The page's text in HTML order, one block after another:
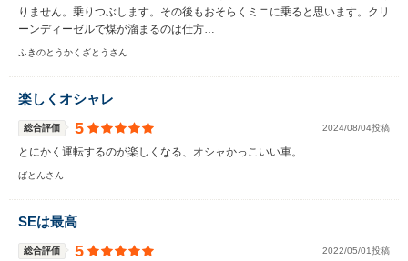
りません。乗りつぶします。その後もおそらくミニに乗ると思います。クリ
ーンディーゼルで煤が溜まるのは仕方…
ふきのとうかくざとうさん
楽しくオシャレ
総合評価 5 2024/08/04投稿
とにかく運転するのが楽しくなる、オシャかっこいい車。
ばとんさん
SEは最高
総合評価 5 2022/05/01投稿